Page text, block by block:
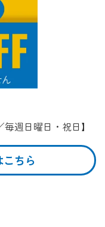
週日曜日・祝日】
ちら